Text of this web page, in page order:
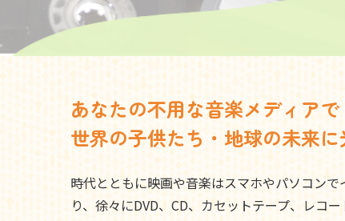
あなたの不用な音楽メディアで
世界の子供たち・地球の未来に
時代とともに映画や音楽はスマホやパソコン
り、徐々にDVD、CD、カセットテープ、レコ